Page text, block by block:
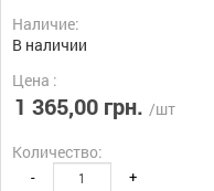
Наличие:
В наличии
Цена :
1 365,00 грн. /шт
Количество:
- +